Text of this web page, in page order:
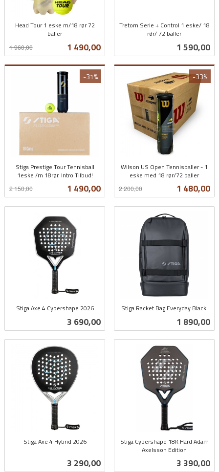
Head Tour 1 eske m/18 rør 72
baller
Tilbud
1 490,00
1 960,00
mva.
Tretorn Serie + Control 1 eske/ 18
rør/ 72 baller
Pris
1 590,00
Stiga Prestige Tour Tennisball
1eske /m 18rør. Intro Tilbud!
Tilbud
1 490,00
2 150,00
-31%
mva.
Wilson US Open Tennisballer - 1
eske med 18 rør/72 baller
Tilbud
1 480,00
2 200,00
-33%
mva.
Stiga Axe 4 Cybershape 2026
Pris
3 690,00
Stiga Racket Bag Everyday Black.
Pris
1 890,00
Stiga Axe 4 Hybrid 2026
Pris
3 290,00
Stiga Cybershape 18K Hard Adam
Axelsson Edition
Pris
3 390,00